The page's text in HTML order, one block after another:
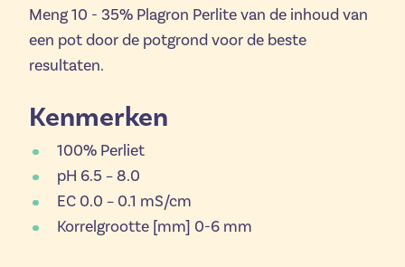
Meng 10 - 35% Plagron Perlite van de inhoud van
een pot door de potgrond voor de beste
resultaten.
Kenmerken
100% Perliet
pH 6.5 – 8.0
EC 0.0 – 0.1 mS/cm
Korrelgrootte [mm] 0-6 mm